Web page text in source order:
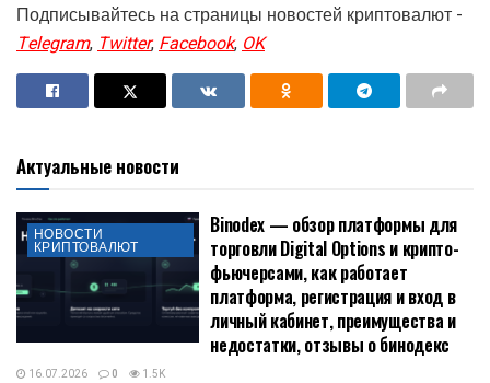
Подписывайтесь на страницы новостей криптовалют -
Telegram,Twitter,Facebook,OK
Актуальные новости
НОВОСТИ
КРИПТОВАЛЮТ
Binodex — обзор платформы для
торговли Digital Options и крипто-
фьючерсами, как работает
платформа, регистрация и вход в
личный кабинет, преимущества и
недостатки, отзывы о бинодекс
16.07.2026 0 1.5K